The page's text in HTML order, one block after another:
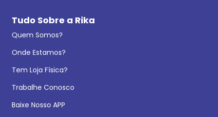
Tudo Sobre a Rika
Quem Somos?
Onde Estamos?
Tem Loja Física?
Trabalhe Conosco
Baixe Nosso APP